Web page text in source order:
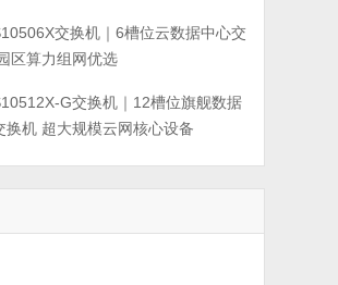
交换机｜6槽位云数据中心交
区算力组网优选
G交换机｜12槽位旗舰数据
换机 超大规模云网核心设备